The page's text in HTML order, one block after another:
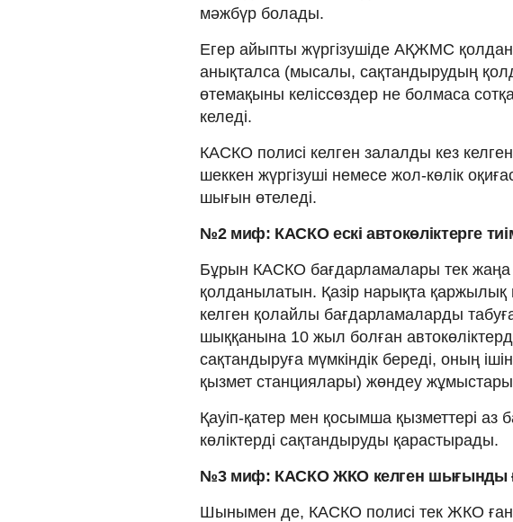
мәжбүр болады.
Егер айыпты жүргізушіде АҚЖМС
анықталса (мысалы, сақтандырудың
өтемақыны келіссөздер не болмаса
келеді.
КАСКО полисі келген залалды кез
шеккен жүргізуші немесе жол-көлік
шығын өтеледі.
№2 миф: КАСКО ескі автокөліктерге
Бұрын КАСКО бағдарламалары тек жаңа
қолданылатын. Қазір нарықта қаржылық
келген қолайлы бағдарламаларды
шыққанына 10 жыл болған
сақтандыруға мүмкіндік береді, оның
қызмет станциялары) жөндеу жұмыстары
Қауіп-қатер мен қосымша қызметтері аз
көліктерді сақтандыруды қарастырады.
№3 миф: КАСКО ЖКО келген шығынды
Шынымен де, КАСКО полисі тек ЖКО